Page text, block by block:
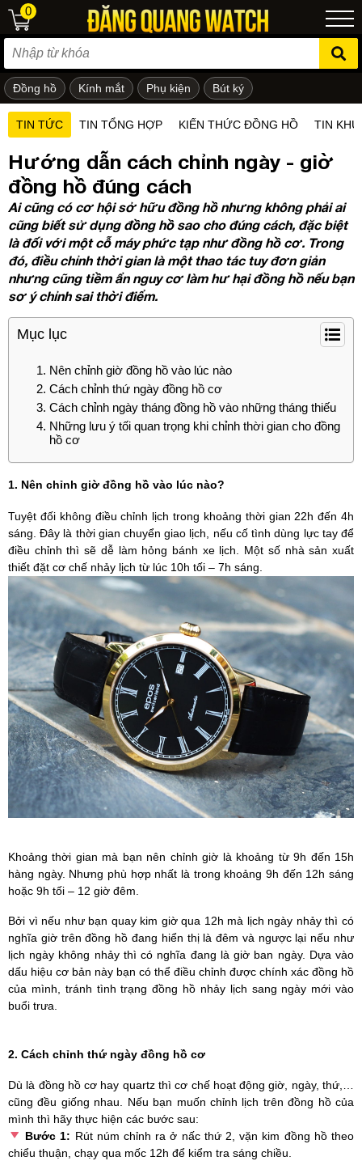
em
0
Đồng hồ Kính mắt Phụ kiện Bút ký
TIN TỨC TIN TỔNG HỢP KIẾN THỨC ĐỒNG HỒ TIN
Hướng dẫn cách chỉnh ngày - giờ
đồng hồ đúng cách
Ai cũng có cơ hội sở hữu đồng hồ nhưng không phải ai
cũng biết sử dụng đồng hồ sao cho đúng cách, đặc biệt
là đối với một cỗ máy phức tạp như đồng hồ cơ. Trong
đó, điều chỉnh thời gian là một thao tác tuy đơn giản
nhưng cũng tiềm ẩn nguy cơ làm hư hại đồng hồ nếu bạn
sơ ý chỉnh sai thời điểm.
Mục lục
Nên chỉnh giờ đồng hồ vào lúc nào
Cách chỉnh thứ ngày đồng hồ cơ
Cách chỉnh ngày tháng đồng hồ vào những tháng thiếu
Những lưu ý tối quan trọng khi chỉnh thời gian cho đồng
hồ cơ
1. Nên chỉnh giờ đồng hồ vào lúc nào?
Tuyệt đối không điều chỉnh lịch trong khoảng thời gian 22h đến 4h
sáng. Đây là thời gian chuyển giao lịch, nếu cố tình dùng lực tay để
điều chỉnh thì sẽ dễ làm hỏng bánh xe lịch. Một số nhà sản xuất
thiết đặt cơ chế nhảy lịch từ lúc 10h tối – 7h sáng.
Khoảng thời gian mà bạn nên chỉnh giờ là khoảng từ 9h đến 15h
hàng ngày. Nhưng phù hợp nhất là trong khoảng 9h đến 12h sáng
hoặc 9h tối – 12 giờ đêm.
Bởi vì nếu như bạn quay kim giờ qua 12h mà lịch ngày nhảy thì có
nghĩa giờ trên đồng hồ đang hiển thị là đêm và ngược lại nếu như
lịch ngày không nhảy thì có nghĩa đang là giờ ban ngày. Dựa vào
dấu hiệu cơ bản này bạn có thể điều chỉnh được chính xác đồng hồ
của mình, tránh tình trạng đồng hồ nhảy lịch sang ngày mới vào
buổi trưa.
2. Cách chỉnh thứ ngày đồng hồ cơ
Dù là đồng hồ cơ hay quartz thì cơ chế hoạt động giờ, ngày, thứ,…
cũng đều giống nhau. Nếu bạn muốn chỉnh lịch trên đồng hồ của
mình thì hãy thực hiện các bước sau:
Bước 1: Rút núm chỉnh ra ở nấc thứ 2, vặn kim đồng hồ theo
chiểu thuận, chạy qua mốc 12h để kiểm tra sáng chiều.